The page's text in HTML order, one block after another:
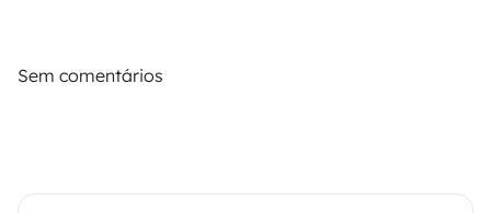
Sem comentários